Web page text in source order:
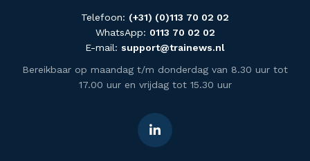
Telefoon: (+31) (0)113 70 02 02
WhatsApp: 0113 70 02 02
E-mail: support@trainews.nl
Bereikbaar op maandag t/m donderdag van 8.30 uur tot
17.00 uur en vrijdag tot 15.30 uur